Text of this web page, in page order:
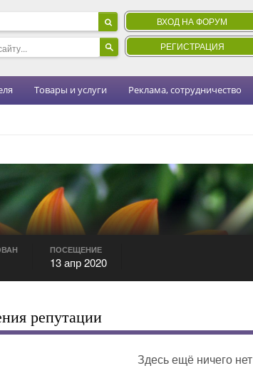
ВХОД НА ФОРУМ
РЕГИСТРАЦИЯ
Товары и услуги Реклама, сотрудничество
ПОСЕЩЕНИЕ
13 апр 2020
репутации
Здесь ещё ничего нет